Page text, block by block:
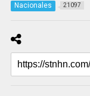
Nacionales 21097